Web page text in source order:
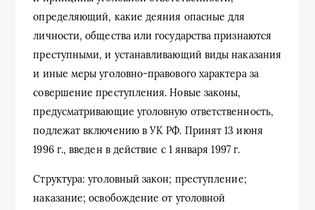
определяющий, какие деяния опасные для
личности, общества или государства признаются
преступными, и устанавливающий виды наказания
и иные меры уголовно-правового характера за
совершение преступления. Новые законы,
предусматривающие уголовную ответственность,
подлежат включению в УК РФ. Принят 13 июня
1996 г., введен в действие с 1 января 1997 г.
Структура: уголовный закон; преступление;
наказание; освобождение от уголовной